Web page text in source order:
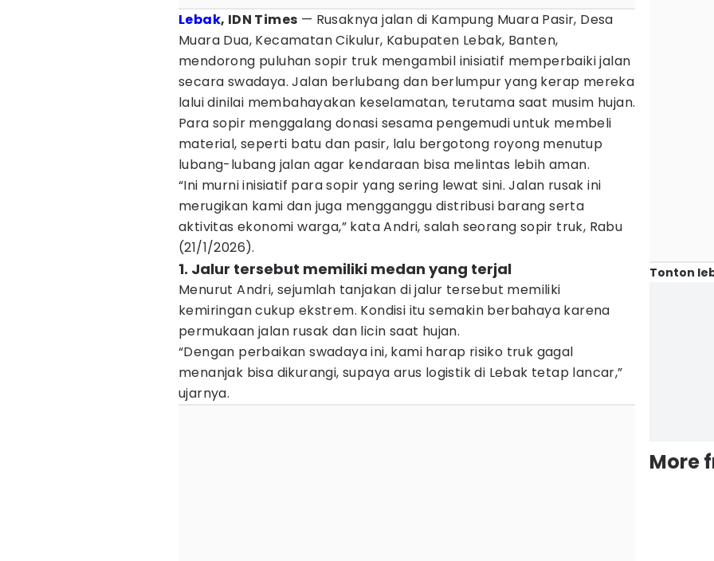
Lebak, IDN Times — Rusaknya jalan di Kampung Muara Pasir, Desa
Muara Dua, Kecamatan Cikulur, Kabupaten Lebak, Banten,
mendorong puluhan sopir truk mengambil inisiatif memperbaiki jalan
secara swadaya. Jalan berlubang dan berlumpur yang kerap mereka
lalui dinilai membahayakan keselamatan, terutama saat musim hujan.
Para sopir menggalang donasi sesama pengemudi untuk membeli
material, seperti batu dan pasir, lalu bergotong royong menutup
lubang-lubang jalan agar kendaraan bisa melintas lebih aman.
“Ini murni inisiatif para sopir yang sering lewat sini. Jalan rusak ini
merugikan kami dan juga mengganggu distribusi barang serta
aktivitas ekonomi warga,” kata Andri, salah seorang sopir truk, Rabu
(21/1/2026).
1. Jalur tersebut memiliki medan yang terjal
Menurut Andri, sejumlah tanjakan di jalur tersebut memiliki
kemiringan cukup ekstrem. Kondisi itu semakin berbahaya karena
permukaan jalan rusak dan licin saat hujan.
“Dengan perbaikan swadaya ini, kami harap risiko truk gagal
menanjak bisa dikurangi, supaya arus logistik di Lebak tetap lancar,”
ujarnya.
Tonton
More